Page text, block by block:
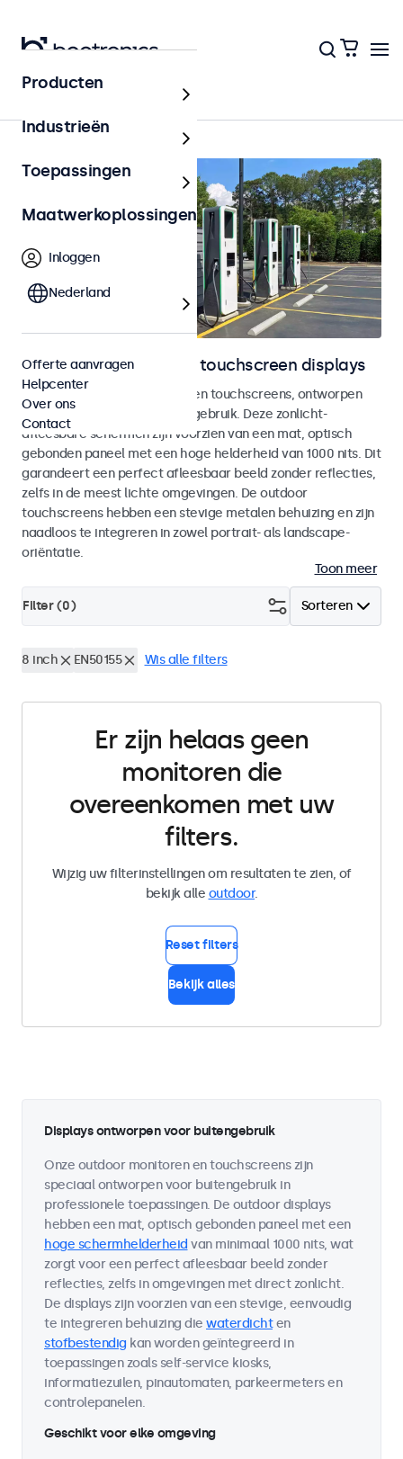
Outdoor
Outdoor monitoren en touchscreen displays
Weersbestendige monitoren en touchscreens, ontworpen
voor zowel binnen- als buitengebruik. Deze zonlicht-
afleesbare schermen zijn voorzien van een mat, optisch
gebonden paneel met een hoge helderheid van 1000 nits. Dit
garandeert een perfect afleesbaar beeld zonder reflecties,
zelfs in de meest lichte omgevingen. De outdoor
touchscreens hebben een stevige metalen behuizing en zijn
naadloos te integreren in zowel portrait- als landscape-
oriëntatie.
Toon meer
Sorteren
Filter (0)
8 inch EN50155 Wis alle filters
Er zijn helaas geen
monitoren die
overeenkomen met uw
filters.
Wijzig uw filterinstellingen om resultaten te zien, of
bekijk alle outdoor.
Reset filters
Bekijk alles
Displays ontworpen voor buitengebruik
Onze outdoor monitoren en touchscreens zijn
speciaal ontworpen voor buitengebruik in
professionele toepassingen. De outdoor displays
hebben een mat, optisch gebonden paneel met een
hoge schermhelderheid van minimaal 1000 nits, wat
zorgt voor een perfect afleesbaar beeld zonder
reflecties, zelfs in omgevingen met direct zonlicht.
De displays zijn voorzien van een stevige, eenvoudig
te integreren behuizing die waterdichten
stofbestendig kan worden geïntegreerd in
toepassingen zoals self-service kiosks,
informatiezuilen, pinautomaten, parkeermeters en
controlepanelen.
Geschikt voor elke omgeving
Producten
Industrieën
Toepassingen
Maatwerkoplossingen
Inloggen
Nederland
Offerte aanvragen
Helpcenter
Over ons
Contact